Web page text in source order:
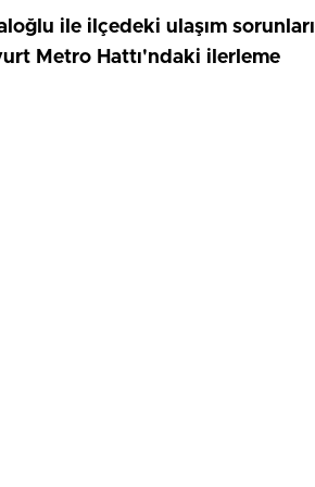
ile ilçedeki ulaşım sorunları
Metro Hattı'ndaki ilerleme